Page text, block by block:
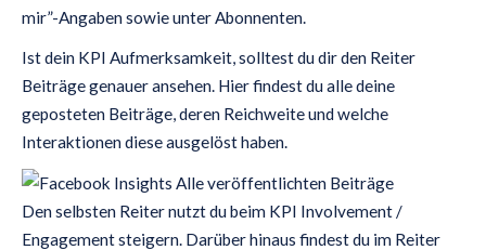
mir”-Angaben sowie unter Abonnenten.
Ist dein KPI Aufmerksamkeit, solltest du dir den Reiter
Beiträge genauer ansehen. Hier findest du alle deine
geposteten Beiträge, deren Reichweite und welche
Interaktionen diese ausgelöst haben.
Den selbsten Reiter nutzt du beim KPI Involvement /
Engagement steigern. Darüber hinaus findest du im Reiter